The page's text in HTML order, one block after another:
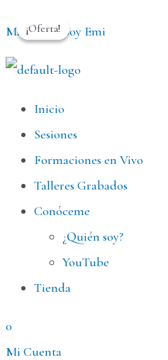
contenido
Maktub YoSoy Emi
MenúInicio
Sesiones
Formaciones en Vivo
Talleres Grabados
Conóceme
¿Quién soy?
YouTube
Tienda
0
Mi Cuenta
¡Oferta!
¡Oferta!